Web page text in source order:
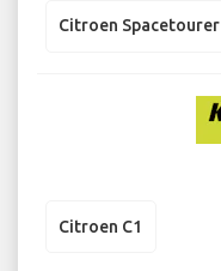
Citroen Spacetourer
Citroen C1